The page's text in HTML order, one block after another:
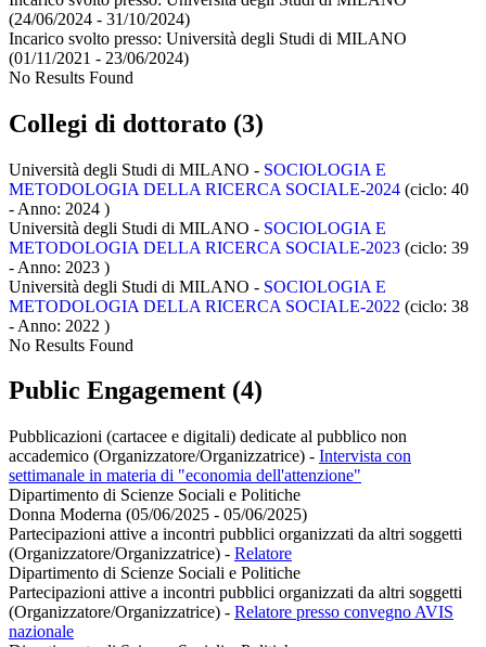
(24/06/2024 - 31/10/2024)
Incarico svolto presso: Università degli Studi di MILANO
(01/11/2021 - 23/06/2024)
No Results Found
Collegi di dottorato (3)
Università degli Studi di MILANO - SOCIOLOGIA E
METODOLOGIA DELLA RICERCA SOCIALE-2024 (ciclo: 40
- Anno: 2024 )
Università degli Studi di MILANO - SOCIOLOGIA E
METODOLOGIA DELLA RICERCA SOCIALE-2023 (ciclo: 39
- Anno: 2023 )
Università degli Studi di MILANO - SOCIOLOGIA E
METODOLOGIA DELLA RICERCA SOCIALE-2022 (ciclo: 38
- Anno: 2022 )
No Results Found
Public Engagement (4)
Pubblicazioni (cartacee e digitali) dedicate al pubblico non
accademico (Organizzatore/Organizzatrice) - Intervista con
settimanale in materia di "economia dell'attenzione"
Dipartimento di Scienze Sociali e Politiche
Donna Moderna (05/06/2025 - 05/06/2025)
Partecipazioni attive a incontri pubblici organizzati da altri soggetti
(Organizzatore/Organizzatrice) - Relatore
Dipartimento di Scienze Sociali e Politiche
Partecipazioni attive a incontri pubblici organizzati da altri soggetti
(Organizzatore/Organizzatrice) - Relatore presso convegno AVIS
nazionale